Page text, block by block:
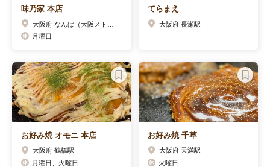
味乃家 本店
月曜日
てらまえ
大阪府 長瀬駅
お好み焼 オモニ 本店
大阪府 鶴橋駅
月曜日、火曜日
お好み焼 千草
大阪府 天満駅
火曜日